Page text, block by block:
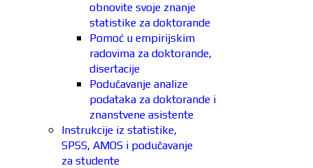
obnovite svoje znanje
statistike za doktorande
Pomoć u empirijskim
radovima za doktorande,
disertacije
Podučavanje analize
podataka za doktorande i
znanstvene asistente
Instrukcije iz statistike,
SPSS, AMOS i podučavanje
za studente